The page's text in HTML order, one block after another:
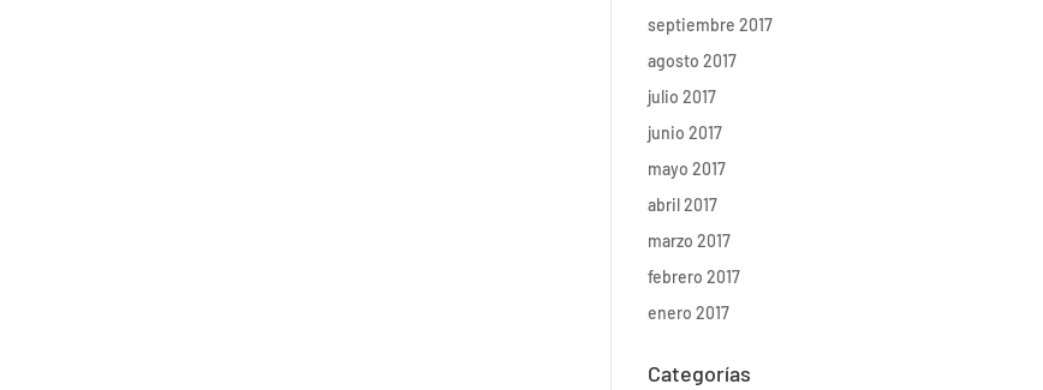
septiembre 2017
agosto 2017
julio 2017
junio 2017
mayo 2017
abril 2017
marzo 2017
febrero 2017
enero 2017
Categorías